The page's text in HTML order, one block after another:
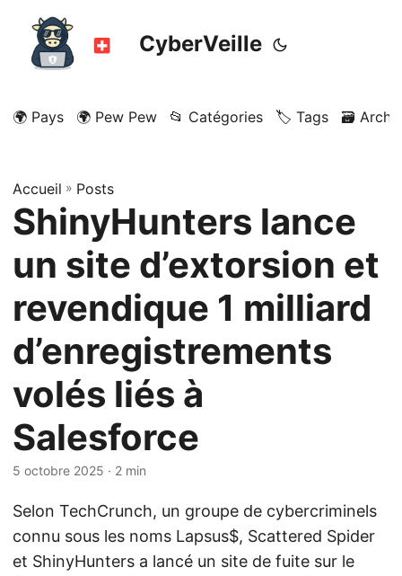
CyberVeille
🌍 Pays 🌍 Pew Pew 📂 Catégories 🏷️ Tags 🗃️
Accueil » Posts
ShinyHunters lance
un site d’extorsion et
revendique 1 milliard
d’enregistrements
volés liés à
Salesforce
5 octobre 2025 · 2 min
Selon TechCrunch, un groupe de cybercriminels
connu sous les noms Lapsus$, Scattered Spider
et ShinyHunters a lancé un site de fuite sur le